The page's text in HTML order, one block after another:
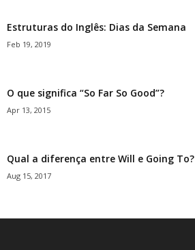
Estruturas do Inglês: Dias da Semana
Feb 19, 2019
O que significa “So Far So Good”?
Apr 13, 2015
Qual a diferença entre Will e Going To?
Aug 15, 2017